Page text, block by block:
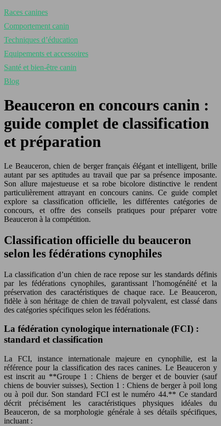
Races canines
Comportement canin
Techniques d’éducation
Equipements et accessoires
Santé et bien-être canin
Blog
Beauceron en concours canin :
guide complet de classification
et préparation
Le Beauceron, chien de berger français élégant et intelligent, brille
autant par ses aptitudes au travail que par sa présence imposante.
Son allure majestueuse et sa robe bicolore distinctive le rendent
particulièrement attrayant en concours canins. Ce guide complet
explore sa classification officielle, les différentes catégories de
concours, et offre des conseils pratiques pour préparer votre
Beauceron à la compétition.
Classification officielle du beauceron
selon les fédérations cynophiles
La classification d’un chien de race repose sur les standards définis
par les fédérations cynophiles, garantissant l’homogénéité et la
préservation des caractéristiques de chaque race. Le Beauceron,
fidèle à son héritage de chien de travail polyvalent, est classé dans
des catégories spécifiques selon les fédérations.
La fédération cynologique internationale (FCI) :
standard et classification
La FCI, instance internationale majeure en cynophilie, est la
référence pour la classification des races canines. Le Beauceron y
est inscrit au **Groupe 1 : Chiens de berger et de bouvier (sauf
chiens de bouvier suisses), Section 1 : Chiens de berger à poil long
ou à poil dur. Son standard FCI est le numéro 44.** Ce standard
décrit précisément les caractéristiques physiques idéales du
Beauceron, de sa morphologie générale à ses détails spécifiques,
incluant :